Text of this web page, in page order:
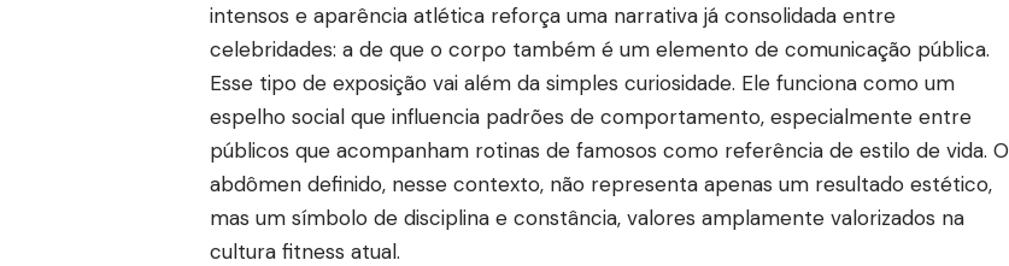
intensos e aparência atlética reforça uma narrativa já consolidada entre
celebridades: a de que o corpo também é um elemento de comunicação pública.
Esse tipo de exposição vai além da simples curiosidade. Ele funciona como um
espelho social que influencia padrões de comportamento, especialmente entre
públicos que acompanham rotinas de famosos como referência de estilo de vida. O
abdômen definido, nesse contexto, não representa apenas um resultado estético,
mas um símbolo de disciplina e constância, valores amplamente valorizados na
cultura fitness atual.